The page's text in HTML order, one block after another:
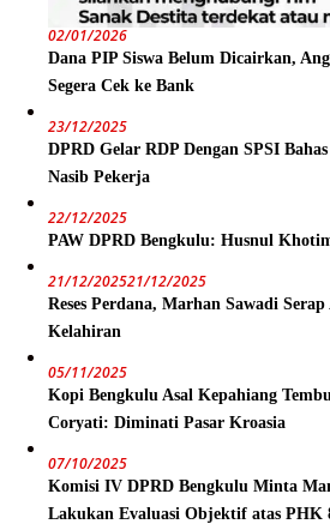
02/01/2026
Dana PIP Siswa Belum Dicairkan,
Segera Cek ke Bank
23/12/2025
DPRD Gelar RDP Dengan SPSI
Nasib Pekerja
22/12/2025
PAW DPRD Bengkulu: Husnul
21/12/202521/12/2025
Reses Perdana, Marhan Sawadi
Kelahiran
05/11/2025
Kopi Bengkulu Asal Kepahiang
Coryati: Diminati Pasar Kroasia
07/10/2025
Komisi IV DPRD Bengkulu Minta
Lakukan Evaluasi Objektif atas PHK